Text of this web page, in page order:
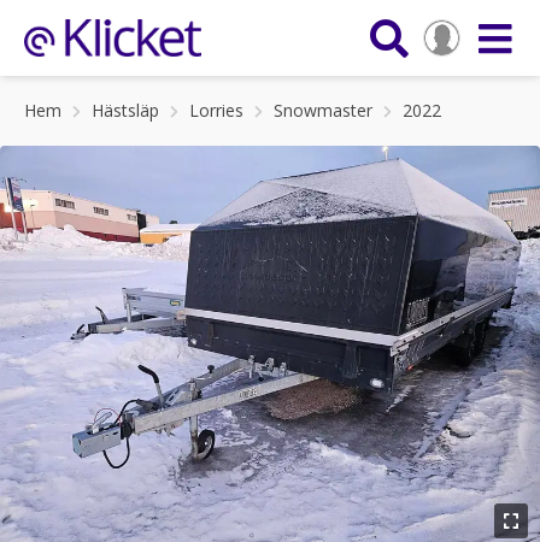
Hem Hästsläp Lorries Snowmaster 2022